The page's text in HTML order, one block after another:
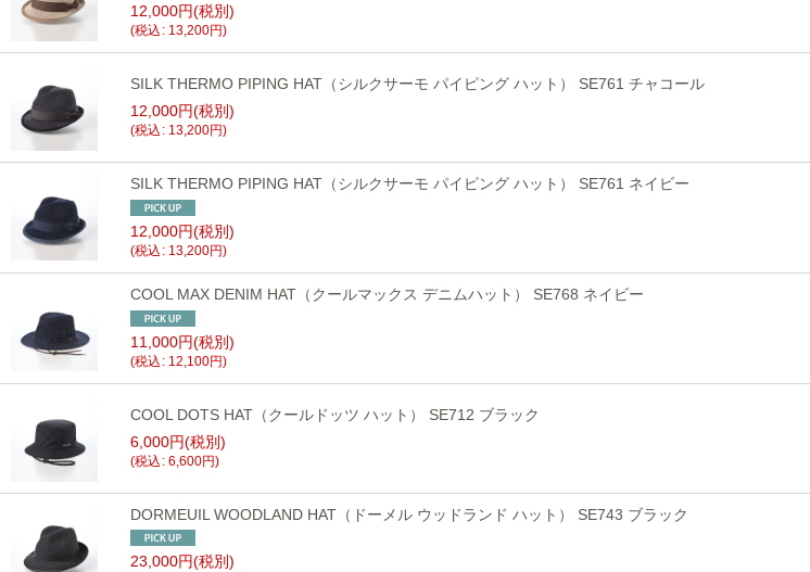
12,000円(税別)
(税込 : 13,200円)
SILK THERMO PIPING HAT（シルクサーモ パイピング ハット） SE761 チャコール
12,000円(税別)
(税込 : 13,200円)
SILK THERMO PIPING HAT（シルクサーモ パイピング ハット） SE761 ネイビー
12,000円(税別)
(税込 : 13,200円)
COOL MAX DENIM HAT（クールマックス デニムハット） SE768 ネイビー
11,000円(税別)
(税込 : 12,100円)
COOL DOTS HAT（クールドッツ ハット） SE712 ブラック
6,000円(税別)
(税込 : 6,600円)
DORMEUIL WOODLAND HAT（ドーメル ウッドランド ハット） SE743 ブラック
23,000円(税別)